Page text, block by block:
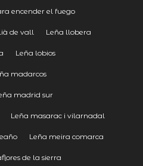
encender el fuego
de vall Leña llobera
Leña lobios
madarcos
madrid sur
Leña masarac i vilarnadal
Leña meira comarca
de la sierra